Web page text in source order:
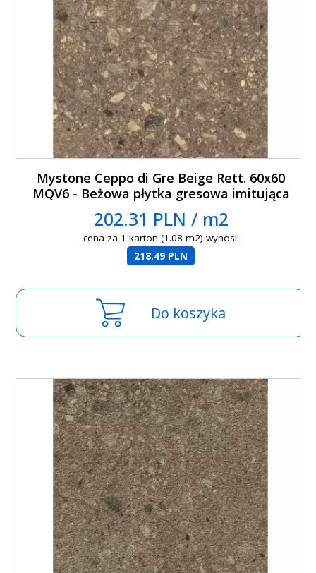
Mystone Ceppo di Gre Beige Rett. 60x60
MQV6 - Beżowa płytka gresowa imitująca
lastryko
202.31 PLN / m2
cena za 1 karton (1.08 m2) wynosi:
218.49 PLN
Do koszyka